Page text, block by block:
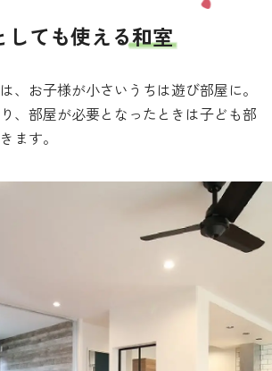
しても使える和室
、お子様が小さいうちは遊び部屋に。
、部屋が必要となったときは子ども部
ます。